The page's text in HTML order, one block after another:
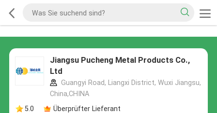
Jiangsu Pucheng Metal Products Co.,
Ltd
Guangyi Road, Liangxi District, Wuxi Jiangsu,
China,CHINA
5.0
Überprüfter Lieferant